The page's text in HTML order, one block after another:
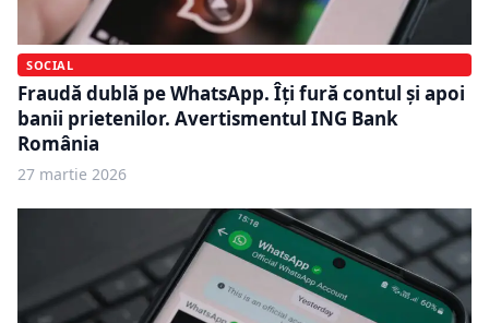
SOCIAL
Fraudă dublă pe WhatsApp. Îți fură contul și apoi
banii prietenilor. Avertismentul ING Bank
România
27 martie 2026